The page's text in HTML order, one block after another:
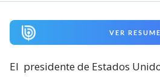
VER
El presidente de Estados